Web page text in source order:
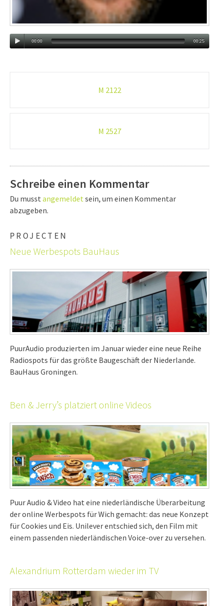
00:00 00:25
M 2122
M 2527
Schreibe einen Kommentar
Du musst angemeldet sein, um einen Kommentar
abzugeben.
PROJECTEN
Neue Werbespots BauHaus
PuurAudio produzierten im Januar wieder eine neue Reihe
Radiospots für das größte Baugeschäft der Niederlande.
BauHaus Groningen.
Ben & Jerry’s platziert online Videos
Puur Audio & Video hat eine niederländische Überarbeitung
der online Werbespots für Wich gemacht: das neue Konzept
für Cookies und Eis. Unilever entschied sich, den Film mit
einem passenden niederländischen Voice-over zu versehen.
Alexandrium Rotterdam wieder im TV